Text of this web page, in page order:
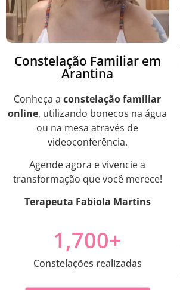
Constelação Familiar em
Arantina
Conheça a constelação familiar
online, utilizando bonecos na água
ou na mesa através de
videoconferência.
Agende agora e vivencie a
transformação que você merece!
Terapeuta Fabiola Martins
Constelações realizadas
1,700+